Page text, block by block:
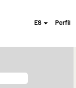
ES Perfil